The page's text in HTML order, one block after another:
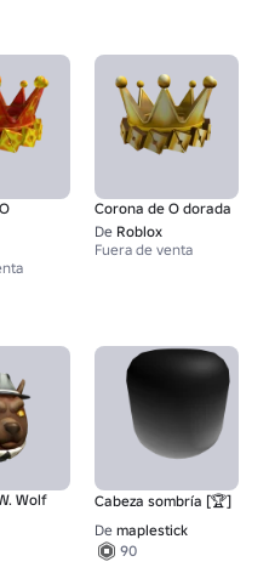
Corona de O dorada
De Roblox
Fuera de venta
Wolf
Cabeza sombría [🏆]
De maplestick
90